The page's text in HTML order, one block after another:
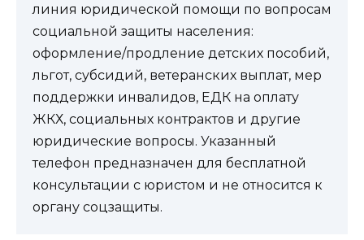
линия юридической помощи по вопросам
социальной защиты населения:
оформление/продление детских пособий,
льгот, субсидий, ветеранских выплат, мер
поддержки инвалидов, ЕДК на оплату
ЖКХ, социальных контрактов и другие
юридические вопросы. Указанный
телефон предназначен для бесплатной
консультации с юристом и не относится к
органу соцзащиты.